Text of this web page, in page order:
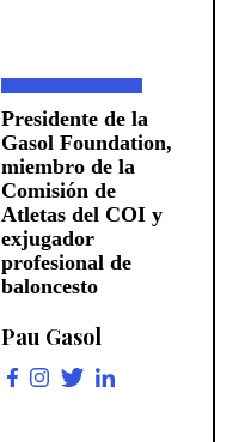
Presidente de la
Gasol Foundation,
miembro de la
Comisión de
Atletas del COI y
exjugador
profesional de
baloncesto
Pau Gasol